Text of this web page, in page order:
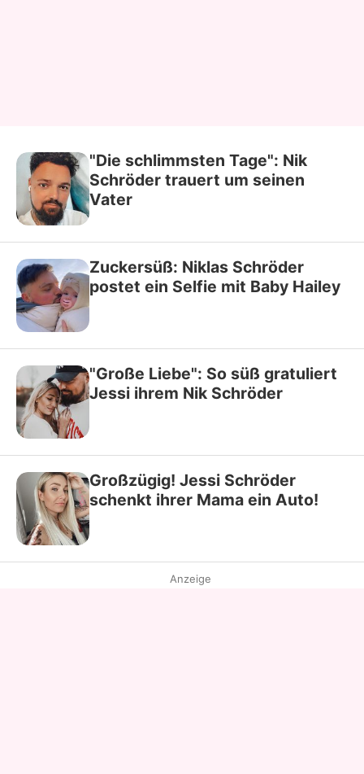
"Die schlimmsten Tage": Nik
Schröder trauert um seinen
Vater
Zuckersüß: Niklas Schröder
postet ein Selfie mit Baby Hailey
"Große Liebe": So süß gratuliert
Jessi ihrem Nik Schröder
Großzügig! Jessi Schröder
schenkt ihrer Mama ein Auto!
Anzeige